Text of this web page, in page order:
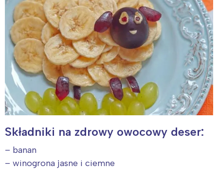
Składniki na zdrowy owocowy deser:
– banan
– winogrona jasne i ciemne